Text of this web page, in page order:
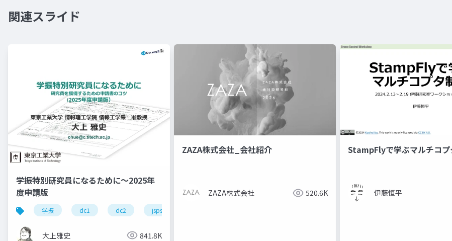
関連スライド
学振特別研究員になるために～2025年
度申請版
学振 dc1 dc2 jsps
大上雅史 841.8K
ZAZA株式会社_会社紹介
ZAZA株式会社 520.6K
StampFlyで学ぶマルチコプ
伊藤恒平